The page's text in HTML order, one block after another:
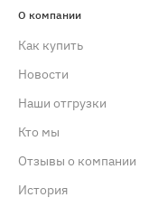
О компании
Как купить
Новости
Наши отгрузки
Кто мы
Отзывы о компании
История